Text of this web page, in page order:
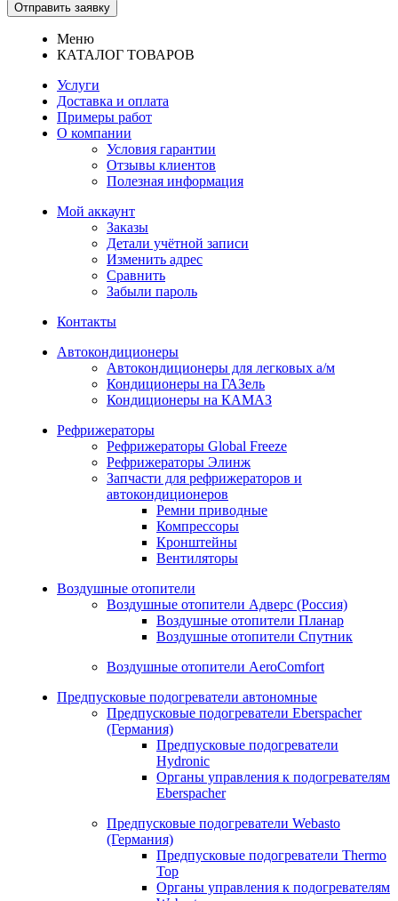
Отправить заявку
Меню
КАТАЛОГ ТОВАРОВ
Услуги
Доставка и оплата
Примеры работ
О компании
Условия гарантии
Отзывы клиентов
Полезная информация
Мой аккаунт
Заказы
Детали учётной записи
Изменить адрес
Сравнить
Забыли пароль
Контакты
Автокондиционеры
Автокондиционеры для легковых а/м
Кондиционеры на ГАЗель
Кондиционеры на КАМАЗ
Рефрижераторы
Рефрижераторы Global Freeze
Рефрижераторы Элинж
Запчасти для рефрижераторов и
автокондиционеров
Ремни приводные
Компрессоры
Кронштейны
Вентиляторы
Воздушные отопители
Воздушные отопители Адверс (Россия)
Воздушные отопители Планар
Воздушные отопители Спутник
Воздушные отопители AeroComfort
Предпусковые подогреватели автономные
Предпусковые подогреватели Eberspacher
(Германия)
Предпусковые подогреватели
Hydronic
Органы управления к подогревателям
Eberspacher
Предпусковые подогреватели Webasto
(Германия)
Предпусковые подогреватели Thermo
Top
Органы управления к подогревателям